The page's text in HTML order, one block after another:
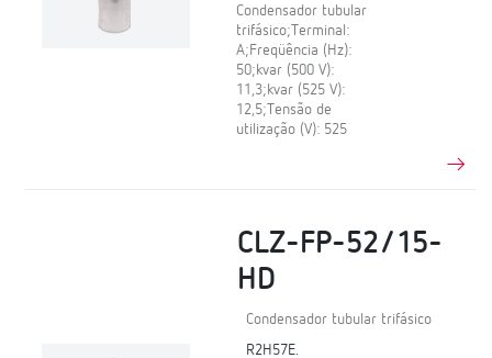
Condensador tubular
trifásico;Terminal:
A;Freqüência (Hz):
50;kvar (500 V):
11,3;kvar (525 V):
12,5;Tensão de
utilização (V): 525
CLZ-FP-52/15-
HD
Condensador tubular trifásico
R2H57E.